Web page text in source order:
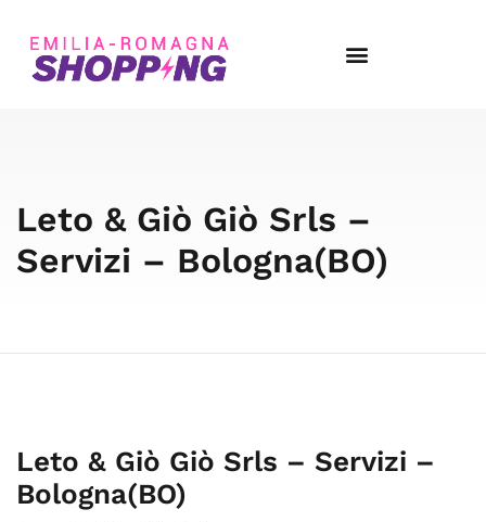
Leto & Giò Giò Srls –
Servizi – Bologna(BO)
Leto & Giò Giò Srls – Servizi –
Bologna(BO)